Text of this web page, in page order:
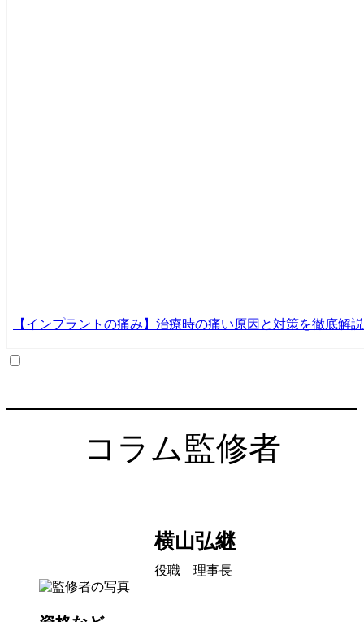
【インプラントの痛み】治療時の痛い原因と対策を徹底解
コラム監修者
横山弘継
役職 理事長